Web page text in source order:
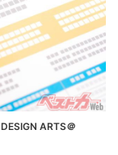
ARTS＠